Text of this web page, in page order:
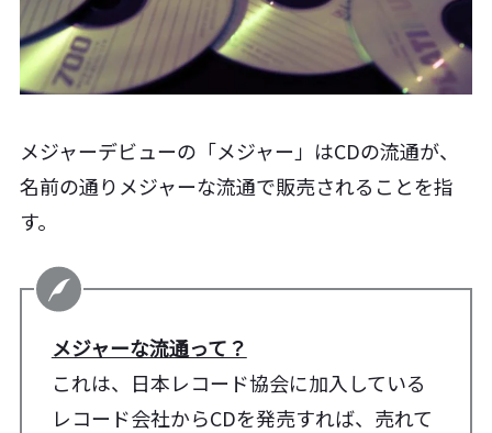
メジャーデビューの「メジャー」はCDの流通が、
名前の通りメジャーな流通で販売されることを指
す。
メジャーな流通って？
これは、日本レコード協会に加入している
レコード会社からCDを発売すれば、売れて